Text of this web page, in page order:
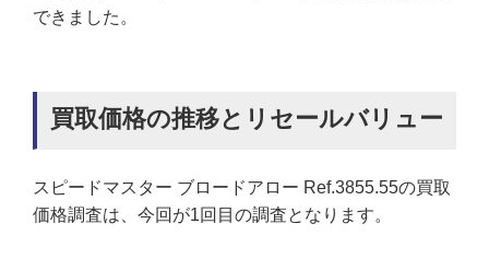
できました。
買取価格の推移とリセールバリュー
スピードマスター ブロードアロー Ref.3855.55の買取
価格調査は、今回が1回目の調査となります。